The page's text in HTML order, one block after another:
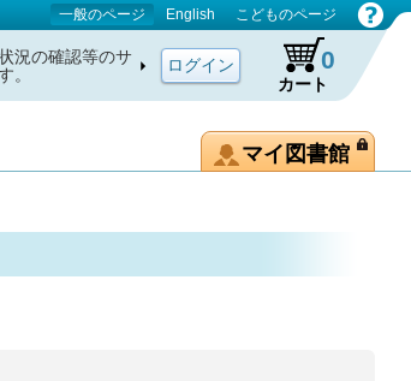
一般のページ English こどものページ
況の確認等のサ
。
カート
0
マイ図書館